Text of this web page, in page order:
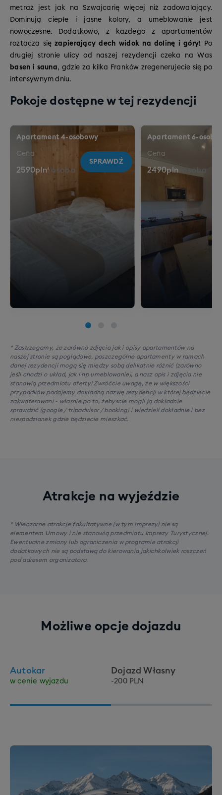
metraż jest jak na Szwajcarię więcej niż zadowalający.
Dominują ciepłe i jasne kolory, a umeblowanie jest
nowoczesne. Dodatkowo, z każdego z apartamentów
roztacza sięzapierający dech widok na dolinę i góry!
Po
drugiej stronie ulicy od naszej rezydencji czeka na Was
basen i sauna, gdzie za kilka Franków zregenerujecie się po
intensywnym dniu.
Pokoje dostępne w tej rezydencji
Apartament 4-osobowy
Cena
2590pln/osoba
SPRAWDŹ
Apartament 6-
Cena
2490pln osoba
* Zastrzegamy, że zarówno zdjęcia jak i opisy apartamentów na
naszej stronie są poglądowe, poszczególne apartamenty w ramach
danej rezydencji mogą się między sobą delikatnie różnić (zarówno
jeśli chodzi o układ, jak i np umeblowanie), a nasz opis i zdjęcia nie
stanowią przedmiotu oferty! Zwróćcie uwagę, że w większości
przypadków podajemy dokładną nazwę rezydencji w której będziecie
zakwaterowani - własnie po to, żebyscie mogli ją dokładnie
sprawdzić (google / tripadvisor / booking) i wiedzieli dokładnie i bez
niespodzianek gdzie będziecie mieszkać.
Atrakcje na wyjeździe
* Wieczorne atrakcje fakultatywne (w tym imprezy) nie są
elementem Umowy i nie stanowią przedmiotu Imprezy Turystycznej.
Ewentualne zmiany lub ograniczenia w programie atrakcji
dodatkowych nie są podstawą do kierowania jakichkolwiek roszczeń
pod adresem organizatora.
Możliwe opcje dojazdu
Autokar
w cenie wyjazdu
Dojazd Własny
-200 PLN